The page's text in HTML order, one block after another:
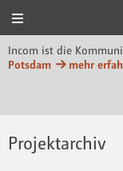
Incom ist die
Potsdam
mehr
Projektarchiv